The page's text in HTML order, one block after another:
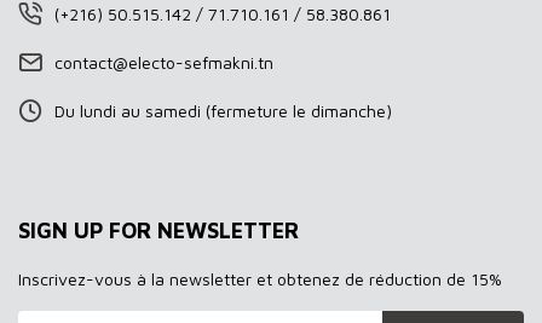
(+216) 50.515.142 / 71.710.161 / 58.380.861
contact@electo-sefmakni.tn
Du lundi au samedi (fermeture le dimanche)
SIGN UP FOR NEWSLETTER
Inscrivez-vous à la newsletter et obtenez de réduction de 15%